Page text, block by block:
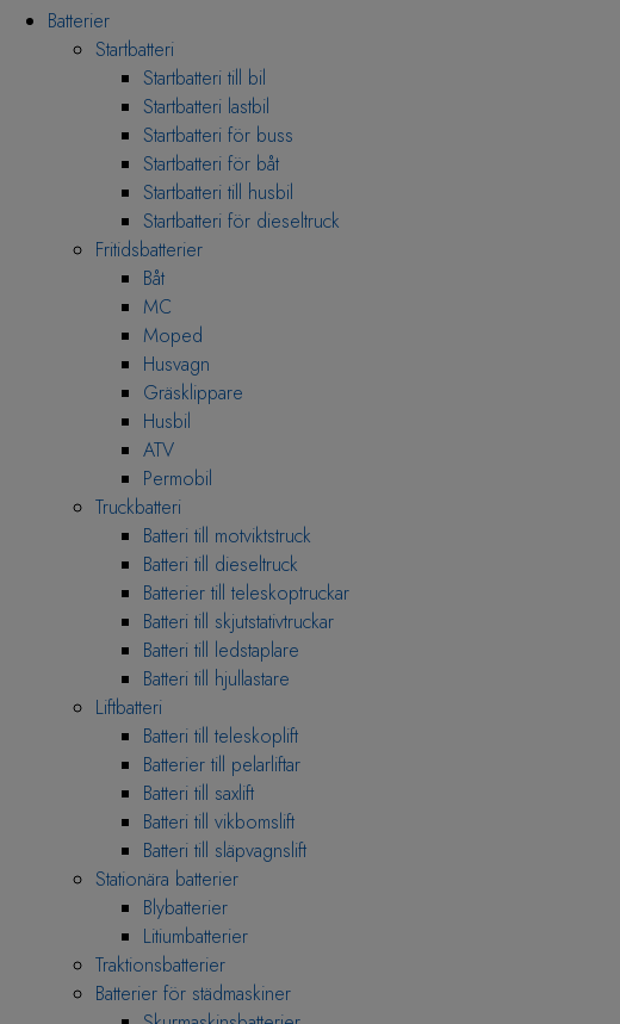
Batterier
Startbatteri
Startbatteri till bil
Startbatteri lastbil
Startbatteri för buss
Startbatteri för båt
Startbatteri till husbil
Startbatteri för dieseltruck
Fritidsbatterier
Båt
MC
Moped
Husvagn
Gräsklippare
Husbil
ATV
Permobil
Truckbatteri
Batteri till motviktstruck
Batteri till dieseltruck
Batterier till teleskoptruckar
Batteri till skjutstativtruckar
Batteri till ledstaplare
Batteri till hjullastare
Liftbatteri
Batteri till teleskoplift
Batterier till pelarliftar
Batteri till saxlift
Batteri till vikbomslift
Batteri till släpvagnslift
Stationära batterier
Blybatterier
Litiumbatterier
Traktionsbatterier
Batterier för städmaskiner